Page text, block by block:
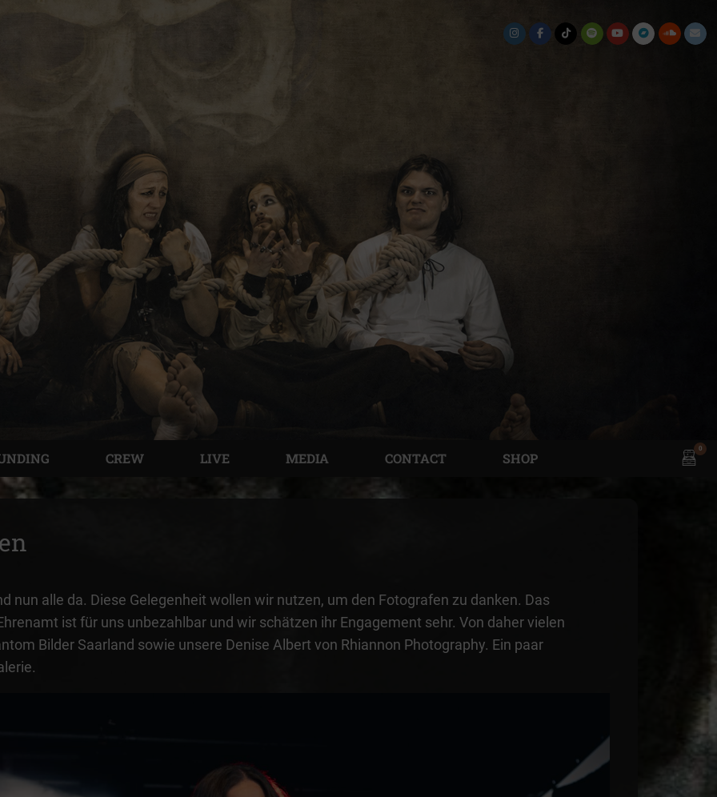
CREW LIVE MEDIA CONTACT SHOP
View
0
nun alle da. Diese Gelegenheit wollen wir nutzen, um den Fotografen zu danken. Das
ist für uns unbezahlbar und wir schätzen ihr Engagement sehr. Von daher vielen
Bilder Saarland sowie unsere Denise Albert von Rhiannon Photography. Ein paar